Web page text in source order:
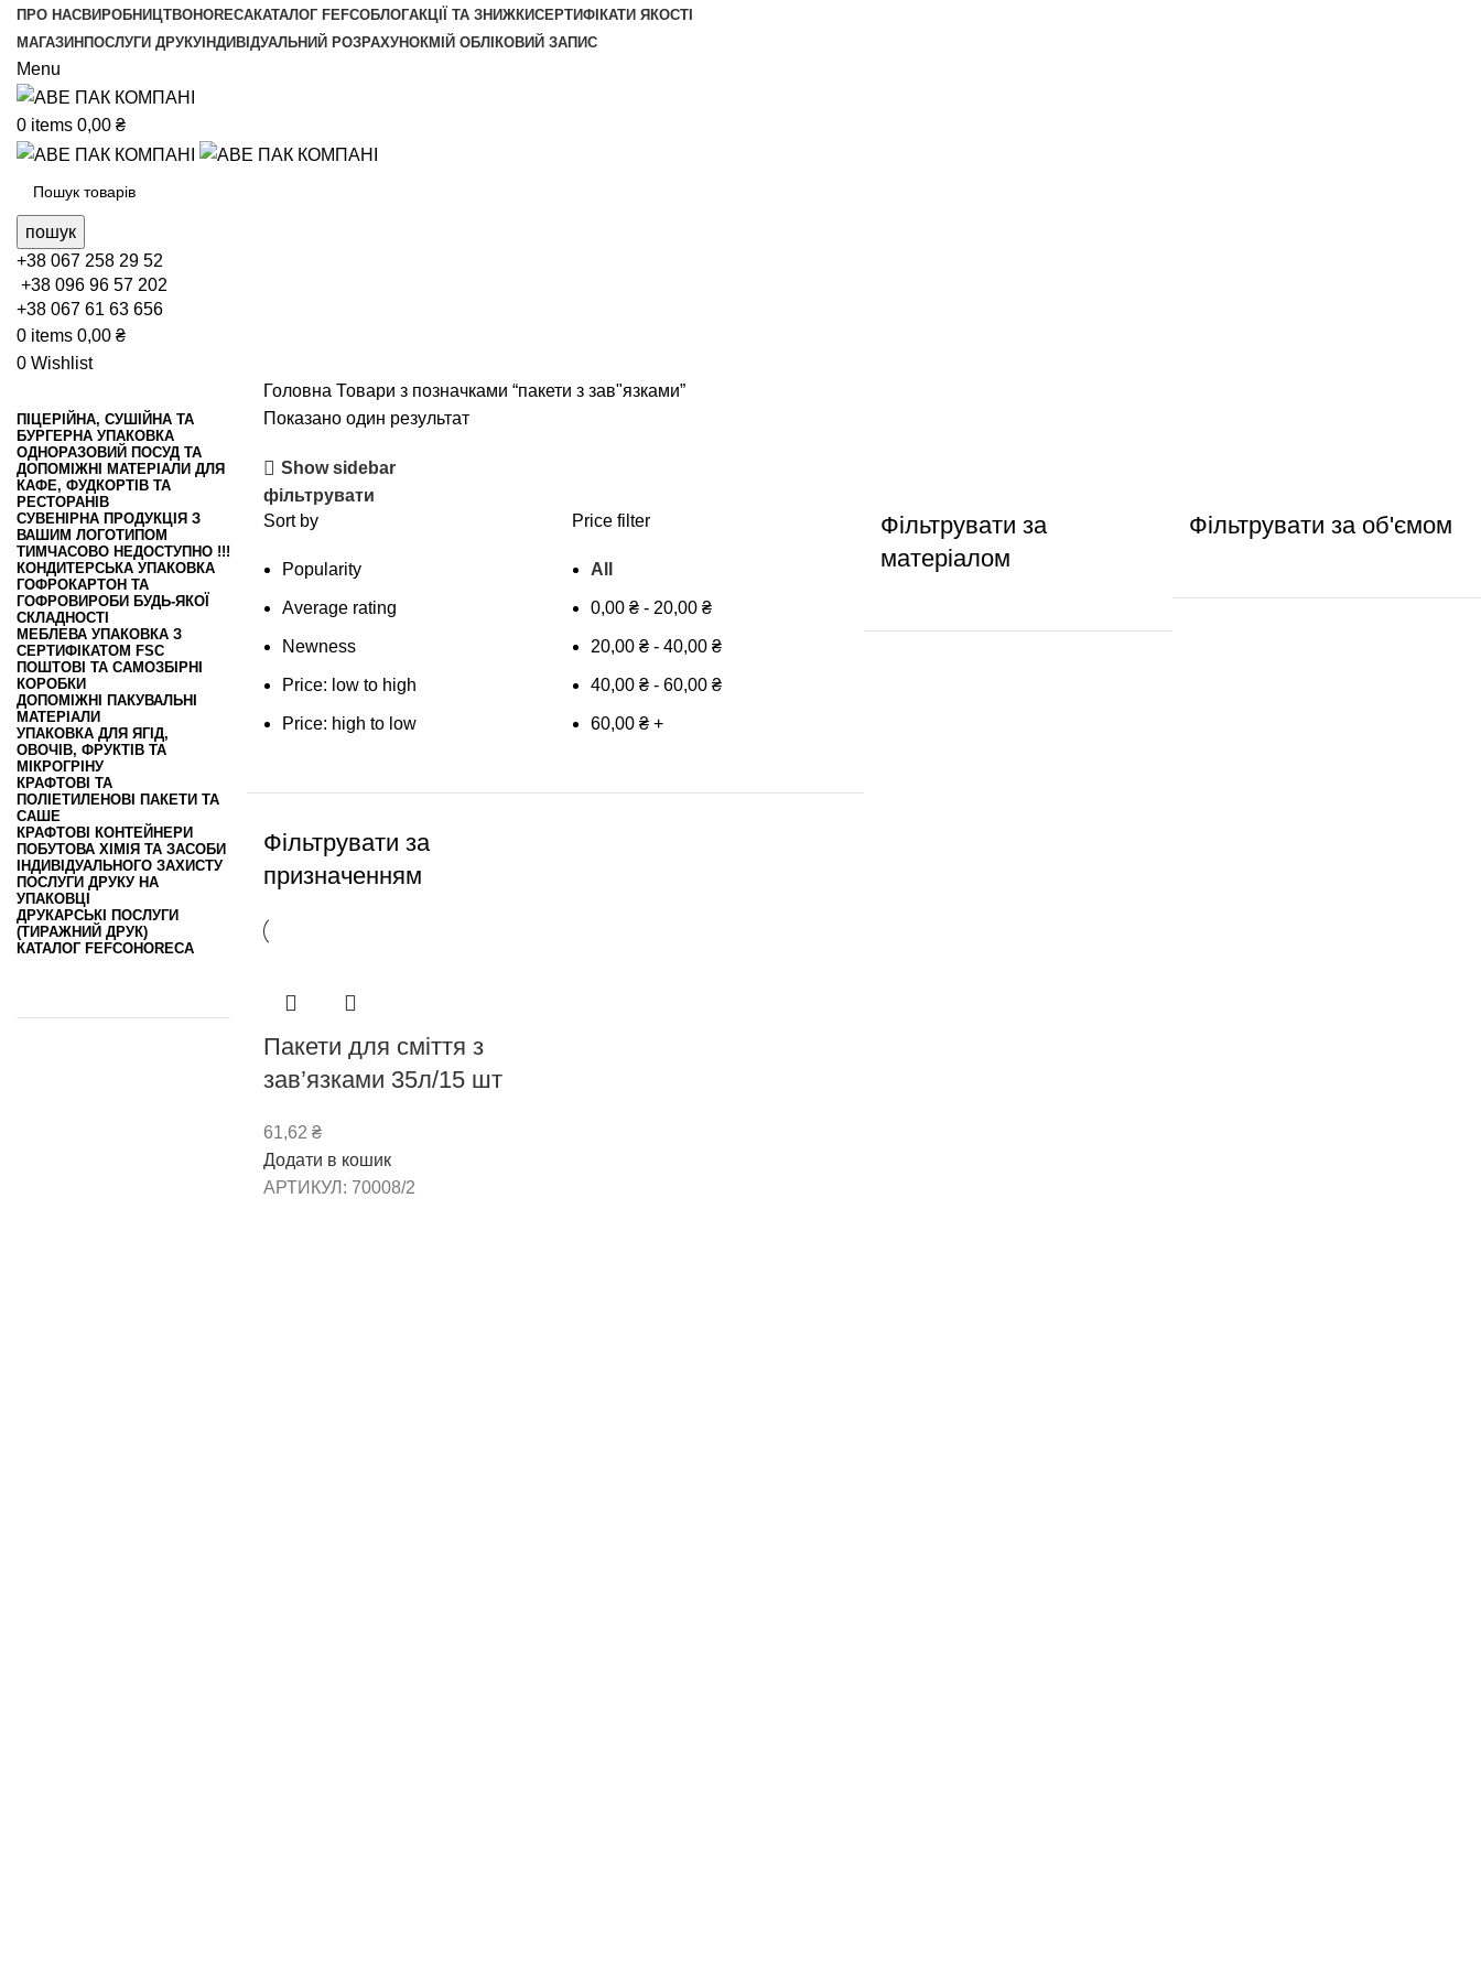
ПРО НАСВИРОБНИЦТВОHORECAКАТАЛОГ FEFCOБЛОГАКЦІЇ ТА ЗНИЖКИСЕРТИФІКАТИ ЯКОСТІ
МАГАЗИН ПОСЛУГИ ДРУКУ ІНДИВІДУАЛЬНИЙ РОЗРАХУНОКМІЙ ОБЛІКОВИЙ ЗАПИС
Menu
0 items 0,00 ₴
пошук
+38 067 258 29 52
+38 096 96 57 202
+38 067 61 63 656
0 items 0,00 ₴
0 Wishlist
ПІЦЕРІЙНА, СУШІЙНА ТА
БУРГЕРНА УПАКОВКА
ОДНОРАЗОВИЙ ПОСУД ТА
ДОПОМІЖНІ МАТЕРІАЛИ ДЛЯ
КАФЕ, ФУДКОРТІВ ТА
РЕСТОРАНІВ
СУВЕНІРНА ПРОДУКЦІЯ З
ВАШИМ ЛОГОТИПОМ
ТИМЧАСОВО НЕДОСТУПНО !!!
КОНДИТЕРСЬКА УПАКОВКА
ГОФРОКАРТОН ТА
ГОФРОВИРОБИ БУДЬ-ЯКОЇ
СКЛАДНОСТІ
МЕБЛЕВА УПАКОВКА З
СЕРТИФІКАТОМ FSC
ПОШТОВІ ТА САМОЗБІРНІ
КОРОБКИ
ДОПОМІЖНІ ПАКУВАЛЬНІ
МАТЕРІАЛИ
УПАКОВКА ДЛЯ ЯГІД,
ОВОЧІВ, ФРУКТІВ ТА
МІКРОГРІНУ
КРАФТОВІ ТА
ПОЛІЕТИЛЕНОВІ ПАКЕТИ ТА
САШЕ
КРАФТОВІ КОНТЕЙНЕРИ
ПОБУТОВА ХІМІЯ ТА ЗАСОБИ
ІНДИВІДУАЛЬНОГО ЗАХИСТУ
ПОСЛУГИ ДРУКУ НА
УПАКОВЦІ
ДРУКАРСЬКІ ПОСЛУГИ
(ТИРАЖНИЙ ДРУК)
КАТАЛОГ FEFCOHORECA
Головна Товари з позначками “пакети з зав"язками”
Показано один результат
Show sidebar
фільтрувати
Sort by
Popularity
Average rating
Newness
Price: low to high
Price: high to low
Price filter
All
0,00 ₴ - 20,00 ₴
20,00 ₴ - 40,00 ₴
40,00 ₴ - 60,00 ₴
60,00 ₴ +
Фільтрувати за
матеріалом
Фільтрувати за об'ємом
Фільтрувати за
призначенням
Пакети для сміття з
зав’язками 35л/15 шт
61,62 ₴
Додати в кошик
АРТИКУЛ: 70008/2